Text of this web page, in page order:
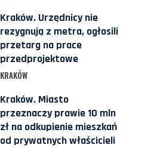
Kraków. Urzędnicy nie
rezygnują z metra, ogłosili
przetarg na prace
przedprojektowe
KRAKÓW
Kraków. Miasto
przeznaczy prawie 10 mln
zł na odkupienie mieszkań
od prywatnych właścicieli